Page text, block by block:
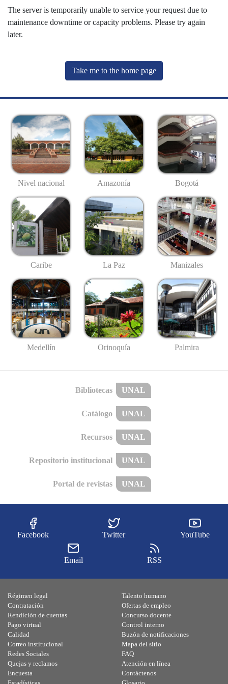
The server is temporarily unable to service your request due to
maintenance downtime or capacity problems. Please try again
later.
Take me to the home page
Nivel nacional Amazonía Bogotá
Caribe La Paz Manizales
Medellín Orinoquía Palmira
Bibliotecas UNAL
Catálogo UNAL
Recursos UNAL
Repositorio institucional UNAL
Portal de revistas UNAL
Facebook Twitter YouTube
Email RSS
Régimen legal
Contratación
Rendición de cuentas
Pago virtual
Calidad
Talento humano
Ofertas de empleo
Concurso docente
Control interno
Buzón de notificaciones
Correo institucional
Redes Sociales
Quejas y reclamos
Encuesta
Mapa del sitio
FAQ
Atención en línea
Contáctenos